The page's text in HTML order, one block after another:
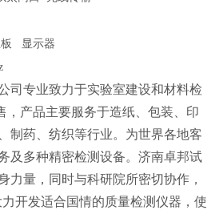
显示器
司专业致力于实验室建设和材料检
，产品主要服务于造纸、包装、印
制药、纺织等行业。为世界各地客
及多种精密检测设备。济南卓邦试
力量，同时与科研院所密切协作，
开发适合国情的质量检测仪器，使